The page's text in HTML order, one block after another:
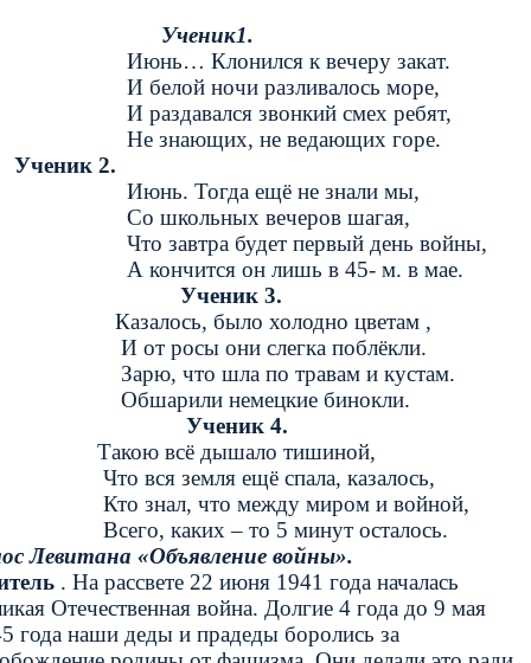
Ученик1.
Клонился к вечеру закат.
ночи разливалось море,
звонкий смех ребят,
знающих, не ведающих горе.
Ученик 2.
Июнь. Тогда ещё не знали мы,
школьных вечеров шагая,
завтра будет первый день войны,
он лишь в 45- м. в мае.
Ученик 3.
было холодно цветам ,
росы они слегка поблёкли.
что шла по травам и кустам.
немецкие бинокли.
Ученик 4.
всё дышало тишиной,
вся земля ещё спала, казалось,
знал, что между миром и войной,
каких – то 5 минут осталось.
Левитана «Объявление войны».
. На рассвете 22 июня 1941 года началась
Отечественная война. Долгие 4 года до 9 мая
года наши деды и прадеды боролись за